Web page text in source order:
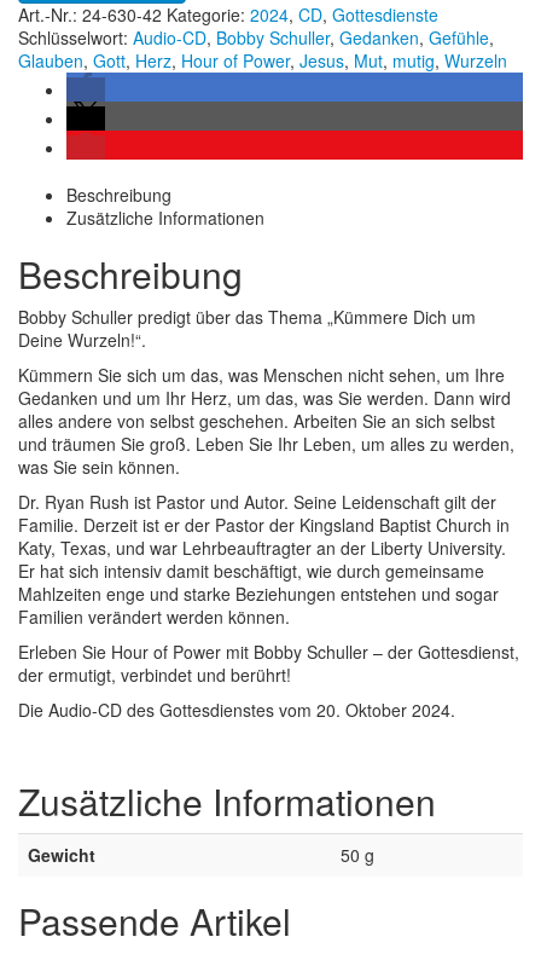
Art.-Nr.: 24-630-42 Kategorie: 2024, CD, Gottesdienste
Schlüsselwort: Audio-CD, Bobby Schuller, Gedanken, Gefühle,
Glauben, Gott, Herz, Hour of Power, Jesus, Mut, mutig, Wurzeln
Beschreibung
Zusätzliche Informationen
Beschreibung
Bobby Schuller predigt über das Thema „Kümmere Dich um
Deine Wurzeln!“.
Kümmern Sie sich um das, was Menschen nicht sehen, um Ihre
Gedanken und um Ihr Herz, um das, was Sie werden. Dann wird
alles andere von selbst geschehen. Arbeiten Sie an sich selbst
und träumen Sie groß. Leben Sie Ihr Leben, um alles zu werden,
was Sie sein können.
Dr. Ryan Rush ist Pastor und Autor. Seine Leidenschaft gilt der
Familie. Derzeit ist er der Pastor der Kingsland Baptist Church in
Katy, Texas, und war Lehrbeauftragter an der Liberty University.
Er hat sich intensiv damit beschäftigt, wie durch gemeinsame
Mahlzeiten enge und starke Beziehungen entstehen und sogar
Familien verändert werden können.
Erleben Sie Hour of Power mit Bobby Schuller – der Gottesdienst,
der ermutigt, verbindet und berührt!
Die Audio-CD des Gottesdienstes vom 20. Oktober 2024.
Zusätzliche Informationen
Gewicht 50 g
Passende Artikel